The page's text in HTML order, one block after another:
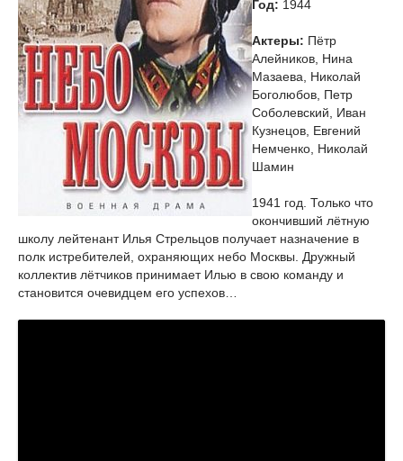
Год: 1944
Актеры: Пётр
Алейников, Нина
Мазаева, Николай
Боголюбов, Петр
Соболевский, Иван
Кузнецов, Евгений
Немченко, Николай
Шамин
1941 год. Только что
окончивший лётную
школу лейтенант Илья Стрельцов получает назначение в
полк истребителей, охраняющих небо Москвы. Дружный
коллектив лётчиков принимает Илью в свою команду и
становится очевидцем его успехов…